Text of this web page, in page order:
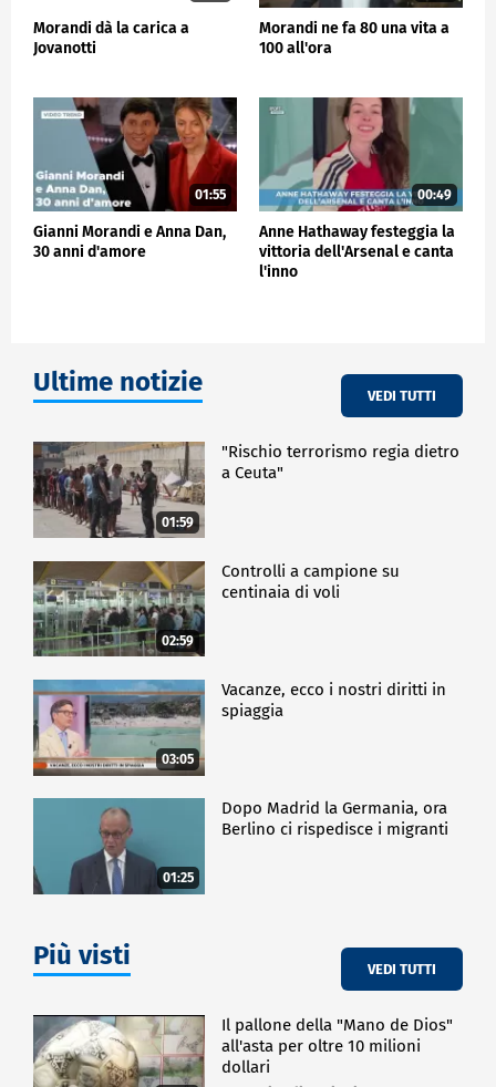
Morandi dà la carica a
Jovanotti
Morandi ne fa 80 una vita a
100 all'ora
01:55
Gianni Morandi e Anna Dan,
30 anni d'amore
00:49
Anne Hathaway festeggia la
vittoria dell'Arsenal e canta
l'inno
Ultime notizie VEDI TUTTI
01:59
"Rischio terrorismo regia dietro
a Ceuta"
02:59
Controlli a campione su
centinaia di voli
03:05
Vacanze, ecco i nostri diritti in
spiaggia
01:25
Dopo Madrid la Germania, ora
Berlino ci rispedisce i migranti
Più visti VEDI TUTTI
Il pallone della "Mano de Dios"
all'asta per oltre 10 milioni
dollari